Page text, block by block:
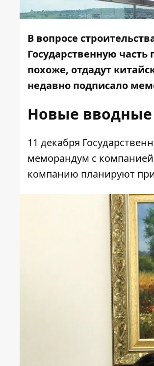
В вопросе
Государственную часть
похоже, отдадут
недавно подписало
Новые вводные
11 декабря
меморандум с
компанию планируют